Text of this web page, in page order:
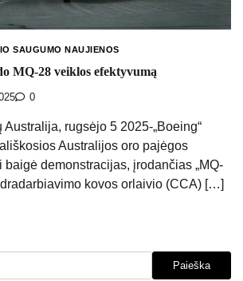
SAUGUMO NAUJIENOS
MQ-28 veiklos efektyvumą
0
rugsėjo 5 2025-„Boeing“
Australijos oro pajėgos
baigė demonstracijas, įrodančias „MQ-
kovos orlaivio (CCA) […]
Paieška